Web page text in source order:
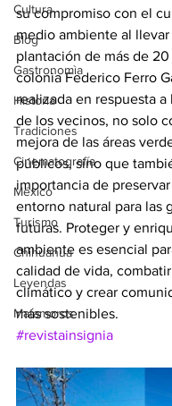
Cultura
Blog
Gastronomìa
Historia
Tradiciones
Cinematografía
México
Turismo
Chihuahua
Leyendas
Matamoros
su compromiso con el
medio ambiente al llevar
plantación de más de
colonia Federico Ferro
realizada en respuesta a
de los vecinos, no solo
mejora de las áreas
públicos, sino que
importancia de
entorno natural para las
futuras. Proteger y
ambiente es esencial
calidad de vida,
climático y crear
más sostenibles.
#revistainsignia